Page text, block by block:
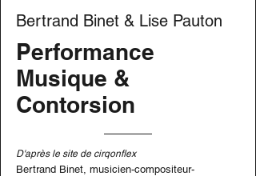
Bertrand Binet & Lise Pauton
Performance
Musique &
Contorsion
D'après le site de cirqonflex
Bertrand Binet, musicien-compositeur-